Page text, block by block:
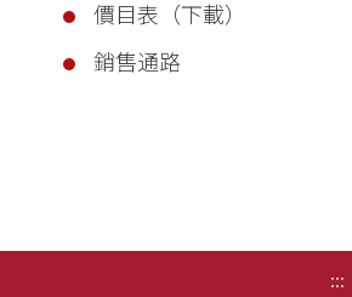
價目表（下載）
銷售通路
:::